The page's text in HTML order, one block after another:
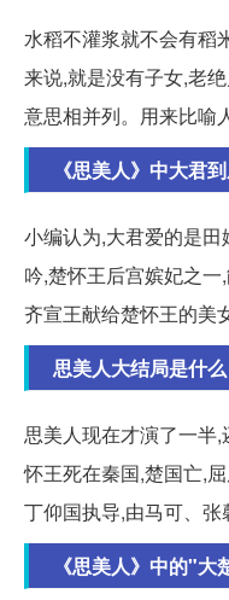
水稻不灌浆就不会有稻
来说,就是没有子女,老绝
意思相并列。用来比喻
《思美人》中大君
小编认为,大君爱的是
吟,楚怀王后宫嫔妃之
齐宣王献给楚怀王的美
思美人大结局是什
思美人现在才演了一半
怀王死在秦国,楚国亡,
丁仰国执导,由马可、
《思美人》中的"